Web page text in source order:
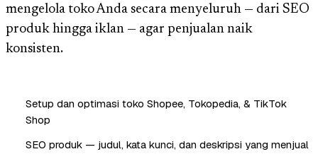
mengelola toko Anda secara menyeluruh — dari SEO
produk hingga iklan — agar penjualan naik
konsisten.
Setup dan optimasi toko Shopee, Tokopedia, & TikTok
Shop
SEO produk — judul, kata kunci, dan deskripsi yang menjual